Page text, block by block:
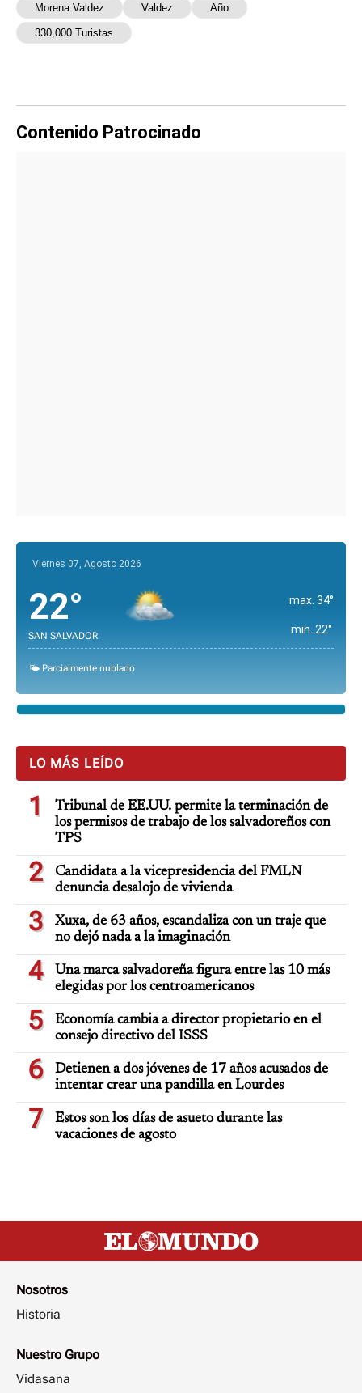
Morena Valdez Valdez Año
330,000 Turistas
Contenido Patrocinado
Viernes 07, Agosto 2026
22°
SAN SALVADOR
max. 34°
min. 22°
🌤️ Parcialmente nublado
LO MÁS LEÍDO
1
Tribunal de EE.UU. permite la terminación de
los permisos de trabajo de los salvadoreños con
TPS
2
Candidata a la vicepresidencia del FMLN
denuncia desalojo de vivienda
3
Xuxa, de 63 años, escandaliza con un traje que
no dejó nada a la imaginación
4
Una marca salvadoreña figura entre las 10 más
elegidas por los centroamericanos
5
Economía cambia a director propietario en el
consejo directivo del ISSS
6
Detienen a dos jóvenes de 17 años acusados de
intentar crear una pandilla en Lourdes
7
Estos son los días de asueto durante las
vacaciones de agosto
Nosotros
Historia
Nuestro Grupo
Vidasana